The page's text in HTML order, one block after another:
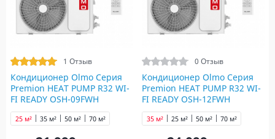
1 Отзыв
Кондиционер Olmo Серия
Premion HEAT PUMP R32 WI-
FI READY OSH-09FWH
25 м² 35 м² 50 м² 70 м²
0 Отзыв
Кондиционер Olmo Серия
Premion HEAT PUMP R32 WI-
FI READY OSH-12FWH
25 м²
35 м² 50 м² 70 м²